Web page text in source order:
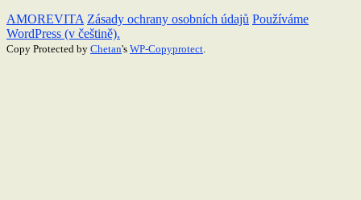
AMOREVITA Zásady ochrany osobních údajů Používáme
WordPress (v češtině).
Copy Protected by Chetan's WP-Copyprotect.